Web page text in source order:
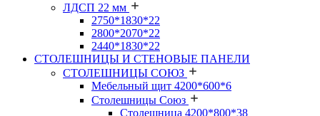
ЛДСП 22 мм
2750*1830*22
2800*2070*22
2440*1830*22
СТОЛЕШНИЦЫ И СТЕНОВЫЕ ПАНЕЛИ
СТОЛЕШНИЦЫ СОЮЗ
Мебельный щит 4200*600*6
Столешницы Союз
Столешница 4200*800*38